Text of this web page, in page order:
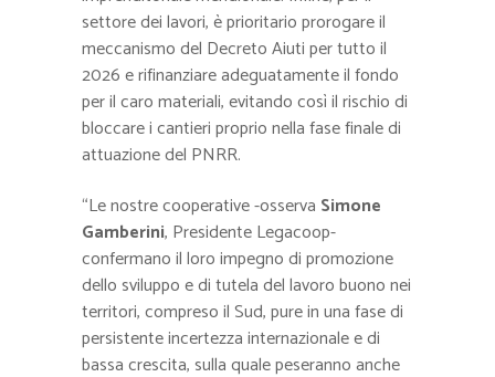
settore dei lavori, è prioritario prorogare il
meccanismo del Decreto Aiuti per tutto il
2026 e rifinanziare adeguatamente il fondo
per il caro materiali, evitando così il rischio di
bloccare i cantieri proprio nella fase finale di
attuazione del PNRR.
“Le nostre cooperative -osserva Simone
Gamberini, Presidente Legacoop-
confermano il loro impegno di promozione
dello sviluppo e di tutela del lavoro buono nei
territori, compreso il Sud, pure in una fase di
persistente incertezza internazionale e di
bassa crescita, sulla quale peseranno anche